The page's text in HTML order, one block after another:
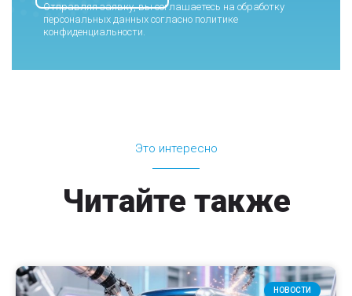
Отправляя заявку, вы соглашаетесь на обработку
персональных данных согласно политике
конфиденциальности.
Это интересно
Читайте также
НОВОСТИ